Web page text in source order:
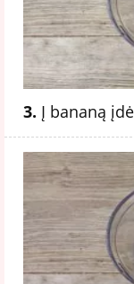
3. Į bananą